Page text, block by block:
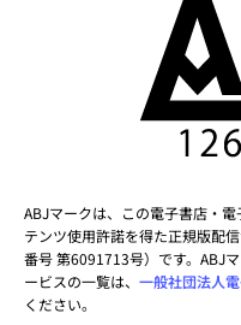
ABJマークは、この電子書店・
テンツ使用許諾を得た正規版配
番号 第6091713号）です。ABJ
ービスの一覧は、 一般社団法人
ください。